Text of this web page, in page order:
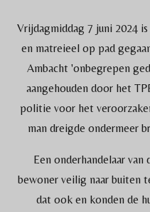
Vrijdagmiddag 7 juni 2024
en matreieel op pad
Ambacht 'onbegrepen
aangehouden door het
politie voor het
man dreigde ondermeer
Een onderhandelaar
bewoner veilig naar buiten
dat ook en konden de